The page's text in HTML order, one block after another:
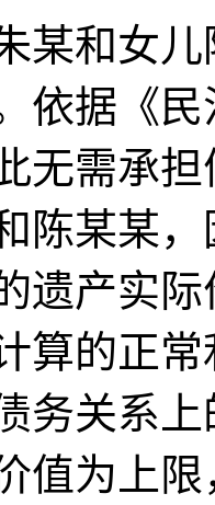
某和女
依据《
无需承
陈某某
遗产实
算的正
务关系
值为上